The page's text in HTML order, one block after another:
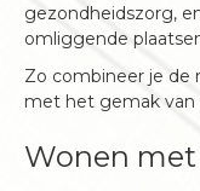
gezondheidszorg,
omliggende
Zo combineer je de
met het gemak van
Wonen